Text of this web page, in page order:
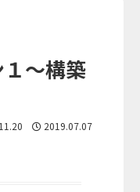
～構築
2019.07.07